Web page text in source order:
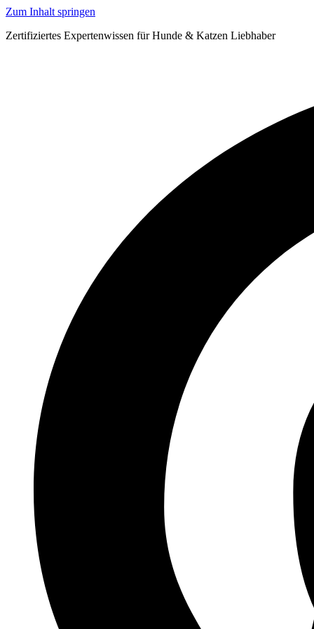
Zum Inhalt springen
Zertifiziertes Expertenwissen für Hunde & Katzen Liebhaber